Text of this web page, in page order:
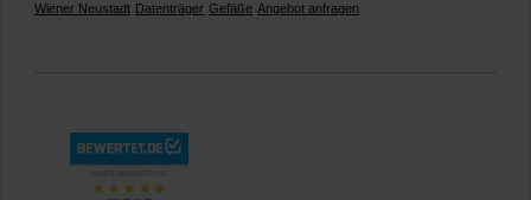
Wiener Neustadt Datenträger Gefäße Angebot anfragen